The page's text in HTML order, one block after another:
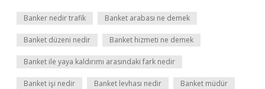
Banker nedir trafik Banket arabası ne demek
Banket düzeni nedir Banket hizmeti ne demek
Banket ile yaya kaldırımı arasındaki fark nedir
Banket işi nedir Banket levhası nedir Banket müdür